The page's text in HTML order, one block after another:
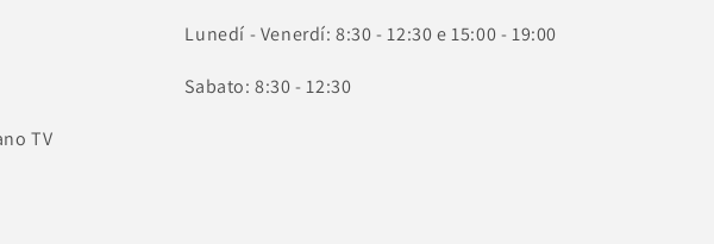
TV
Lunedí - Venerdí: 8:30 - 12:30 e 15:00 - 19:00
Sabato: 8:30 - 12:30